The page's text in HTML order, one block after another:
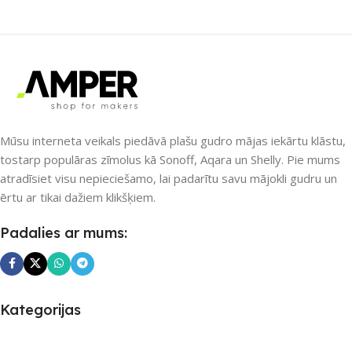
SKAITS
Mūsu interneta veikals piedāvā plašu gudro mājas iekārtu klāstu,
tostarp populāras zīmolus kā Sonoff, Aqara un Shelly. Pie mums
atradīsiet visu nepieciešamo, lai padarītu savu mājokli gudru un
ērtu ar tikai dažiem klikšķiem.
Padalies ar mums:
Kategorijas